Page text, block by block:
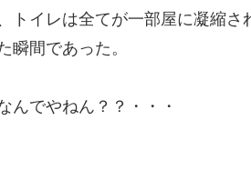
トイレは全てが一部屋に凝縮さ
瞬間であった。
んでやねん？？・・・